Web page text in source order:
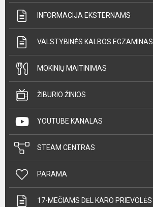
INFORMACIJA EKSTERNAMS
VALSTYBINĖS KALBOS EGZAMINAS
MOKINIŲ MAITINIMAS
ŽIBURIO ŽINIOS
YOUTUBE KANALAS
STEAM CENTRAS
PARAMA
17-MEČIAMS DĖL KARO PRIEVOLĖS